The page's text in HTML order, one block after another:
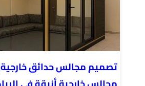
تصميم مجالس حدائق